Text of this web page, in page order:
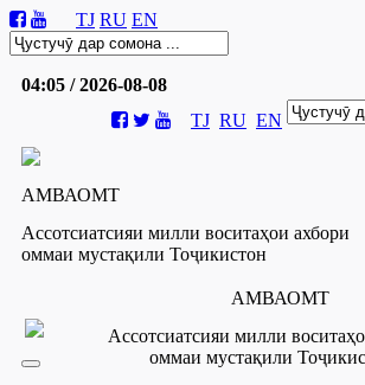
TJ RU EN
04:05 / 2026-08-08
TJ RU EN
АМВАОМТ
Ассотсиатсияи милли воситаҳои ахбори
оммаи мустақили Тоҷикистон
АМВАОМТ
Ассотсиатсияи милли
оммаи мустақили